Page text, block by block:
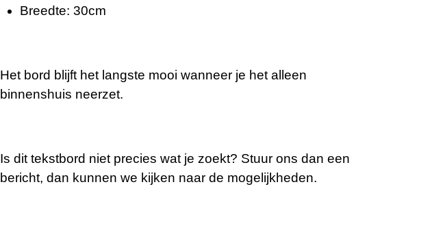
Breedte: 30cm
Het bord blijft het langste mooi wanneer je het alleen
binnenshuis neerzet.
Is dit tekstbord niet precies wat je zoekt? Stuur ons dan een
bericht, dan kunnen we kijken naar de mogelijkheden.